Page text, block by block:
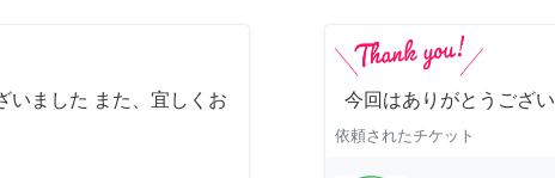
いました また、宜しくお
今回はありがとうござ
依頼されたチケット